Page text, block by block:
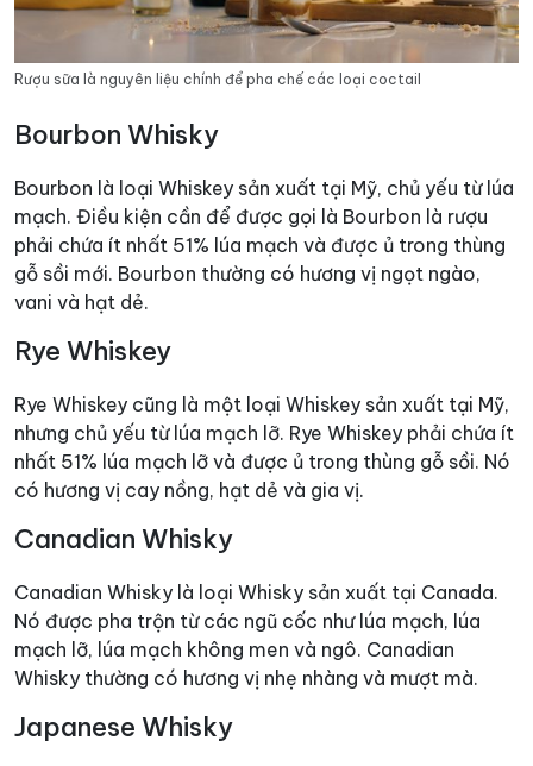
Rượu sữa là nguyên liệu chính để pha chế các loại coctail
Bourbon Whisky
Bourbon là loại Whiskey sản xuất tại Mỹ, chủ yếu từ lúa
mạch. Điều kiện cần để được gọi là Bourbon là rượu
phải chứa ít nhất 51% lúa mạch và được ủ trong thùng
gỗ sồi mới. Bourbon thường có hương vị ngọt ngào,
vani và hạt dẻ.
Rye Whiskey
Rye Whiskey cũng là một loại Whiskey sản xuất tại Mỹ,
nhưng chủ yếu từ lúa mạch lỡ. Rye Whiskey phải chứa ít
nhất 51% lúa mạch lỡ và được ủ trong thùng gỗ sồi. Nó
có hương vị cay nồng, hạt dẻ và gia vị.
Canadian Whisky
Canadian Whisky là loại Whisky sản xuất tại Canada.
Nó được pha trộn từ các ngũ cốc như lúa mạch, lúa
mạch lỡ, lúa mạch không men và ngô. Canadian
Whisky thường có hương vị nhẹ nhàng và mượt mà.
Japanese Whisky